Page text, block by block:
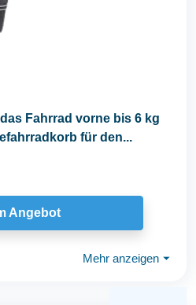
Fahrrad vorne bis 6 kg
für den...
Angebot
Mehr anzeigen ⏷